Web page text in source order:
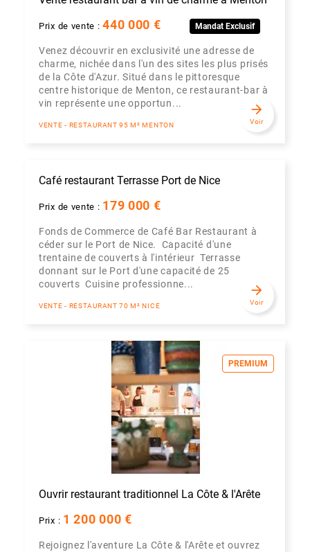
Prix de vente :440 000 € Mandat Exclusif
Venez découvrir en exclusivité une adresse de
charme, nichée dans l'un des sites les plus prisés
de la Côte d'Azur. Situé dans le pittoresque
centre historique de Menton, ce restaurant-bar à
vin représente une opportun...
VENTE - RESTAURANT 95 M² MENTON
arrow_forward
Voir
Café restaurant Terrasse Port de Nice
Prix de vente : 179 000 €
Fonds de Commerce de Café Bar Restaurant à
céder sur le Port de Nice. Capacité d'une
trentaine de couverts à l'intérieur Terrasse
donnant sur le Port d'une capacité de 25
couverts Cuisine professionne...
VENTE - RESTAURANT 70 M² NICE
arrow_forward
Voir
PREMIUM
Ouvrir restaurant traditionnel La Côte & l'Arête
Prix : 1 200 000 €
Rejoignez l'aventure La Côte & l'Arête et ouvrez